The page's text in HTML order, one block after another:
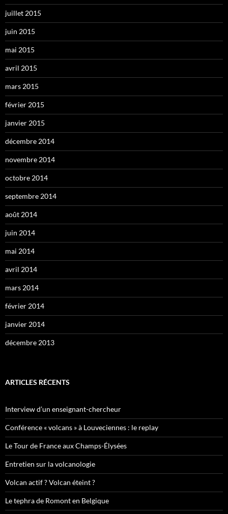
juillet 2015
juin 2015
mai 2015
avril 2015
mars 2015
février 2015
janvier 2015
décembre 2014
novembre 2014
octobre 2014
septembre 2014
août 2014
juin 2014
mai 2014
avril 2014
mars 2014
février 2014
janvier 2014
décembre 2013
ARTICLES RÉCENTS
Interview d’un enseignant-chercheur
Conférence « volcans » à Louveciennes : le replay
Le Tour de France aux Champs-Élysées
Entretien sur la volcanologie
Volcan actif ? Volcan éteint ?
Le tephra de Romont en Belgique